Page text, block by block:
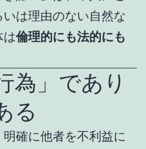
は理由のない自然な
は倫理的にも法的にも
為」であり
る
確に他者を不利益に